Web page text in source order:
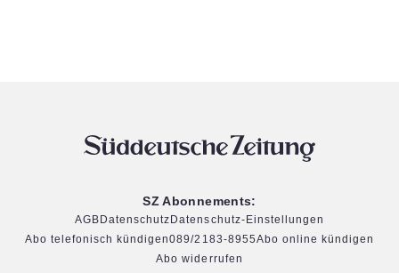
SZ Abonnements:
AGB Datenschutz Datenschutz-Einstellungen
Abo telefonisch kündigen089/2183-8955Abo online kündigen
Abo widerrufen